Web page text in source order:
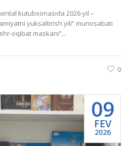
kutubxonasida 2026-yil –
yuksaltirish yili” munosabati
oqibat maskani”...
0
09
FEV
2026